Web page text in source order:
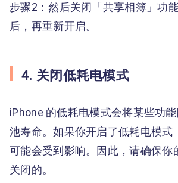
步骤2：然后关闭「共享相簿」功
后，再重新开启。
4. 关闭低耗电模式
iPhone 的低耗电模式会将某些功
池寿命。如果你开启了低耗电模式
可能会受到影响。因此，请确保你
关闭的。